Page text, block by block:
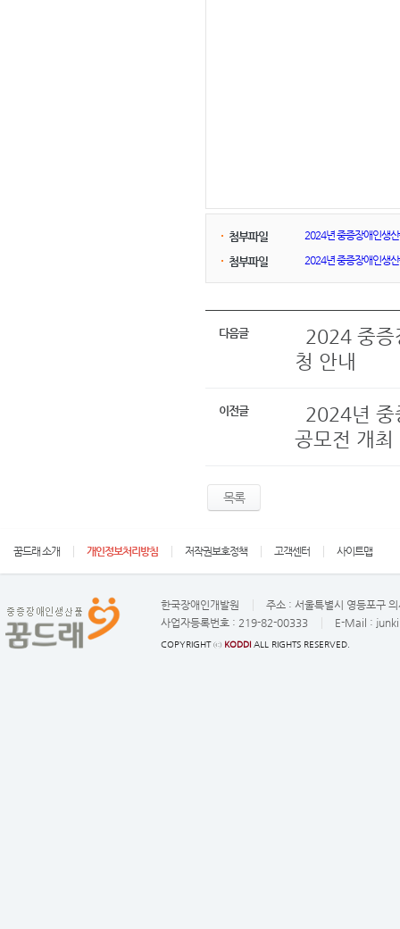
첨부파일 2024년 중증장애인생
첨부파일 2024년 중증장애인생
다음글
2024 중증
청 안내
이전글
2024년 중
공모전 개최
목록
꿈드래 소개 개인정보처리방침 저작권보호정책 고객센터 사이트맵
한국장애인개발원 주소 : 서울특별시 영등포구
사업자등록번호 : 219-82-00333 E-Mail :
COPYRIGHT ⓒ KODDI ALL RIGHTS RESERVED.